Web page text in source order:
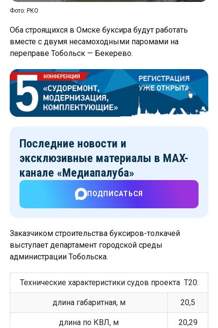
Фото: РКО
Оба строящихся в Омске буксира будут работать
вместе с двумя несамоходными паромами на
переправе Тобольск — Бекерево.
Последние новости и
эксклюзивные материалы в MAX-
канале «Медиапалуба»
ПОДПИСАТЬСЯ
Заказчиком строительства буксиров-толкачей
выступает департамент городской среды
администрации Тобольска.
Технические характеристики судов проекта Т20:
длина габаритная, м 20,5
длина по КВЛ, м 20,29